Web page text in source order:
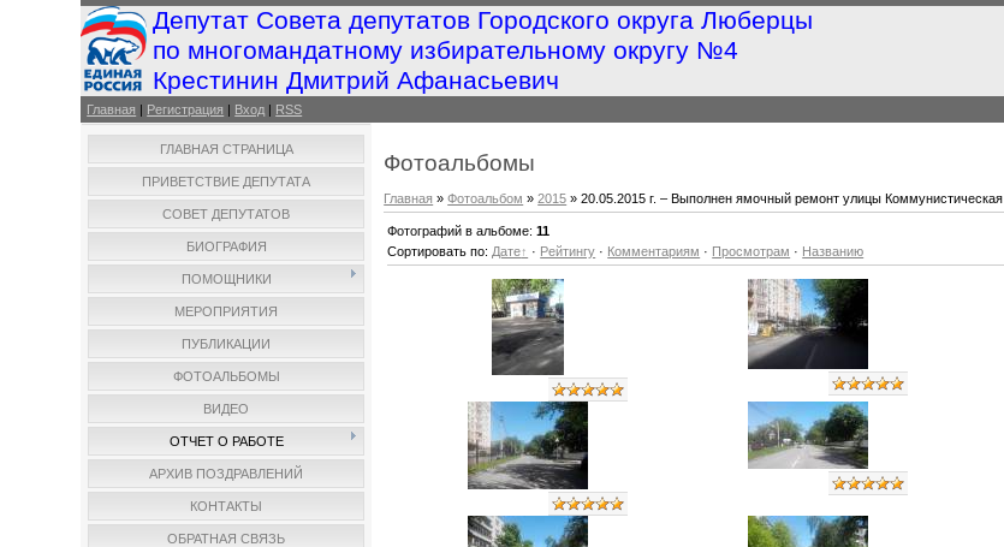
Депутат Совета депутатов Городского округа Люберцы
по многомандатному избирательному округу №4
Крестинин Дмитрий Афанасьевич
Главная | Регистрация | Вход | RSS
ГЛАВНАЯ СТРАНИЦА
ПРИВЕТСТВИЕ ДЕПУТАТА
СОВЕТ ДЕПУТАТОВ
БИОГРАФИЯ
ПОМОЩНИКИ
МЕРОПРИЯТИЯ
ПУБЛИКАЦИИ
ФОТОАЛЬБОМЫ
ВИДЕО
ОТЧЕТ О РАБОТЕ
АРХИВ ПОЗДРАВЛЕНИЙ
КОНТАКТЫ
ОБРАТНАЯ СВЯЗЬ
Фотоальбомы
Главная »Фотоальбом »2015 » 20.05.2015 г. – Выполнен ямочный ремонт улицы Коммунистическая
Фотографий в альбоме:11
Сортировать по: Дате · Рейтингу · Комментариям · Просмотрам · Названию